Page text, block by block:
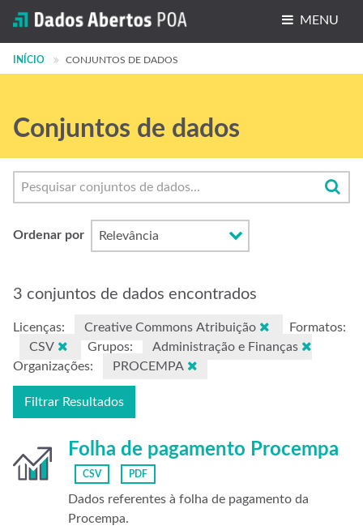
MENU
Conjuntos de dados
Grupos
Sobre
INÍCIO CONJUNTOS DE DADOS
Conjuntos de dados
Ordenar por
3 conjuntos de dados encontrados
Licenças: Creative Commons Atribuição
Formatos:
CSV
Grupos:
Administração e Finanças
Organizações:
PROCEMPA
Filtrar Resultados
Folha de pagamento Procempa
CSV PDF
Dados referentes à folha de pagamento da
Procempa.